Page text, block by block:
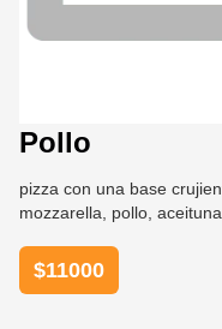
Pollo
pizza con una base
mozzarella, pollo,
$11000